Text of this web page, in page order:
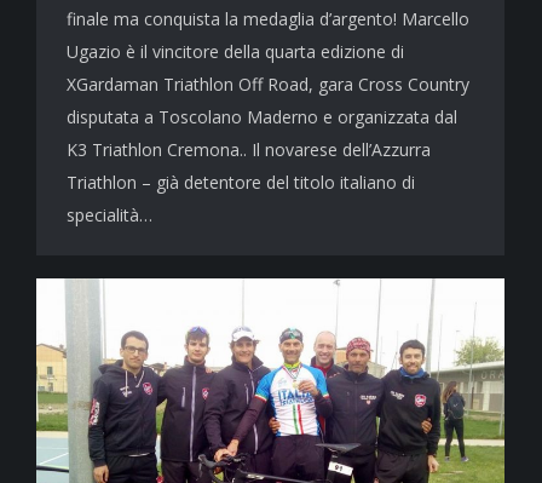
finale ma conquista la medaglia d’argento! Marcello
Ugazio è il vincitore della quarta edizione di
XGardaman Triathlon Off Road, gara Cross Country
disputata a Toscolano Maderno e organizzata dal
K3 Triathlon Cremona.. Il novarese dell’Azzurra
Triathlon – già detentore del titolo italiano di
specialità…